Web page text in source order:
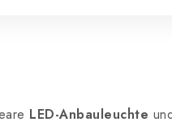
LED-Anbauleuchte